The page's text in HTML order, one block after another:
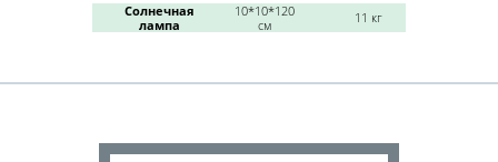
Солнечная
лампа
10*10*120
см
11 кг